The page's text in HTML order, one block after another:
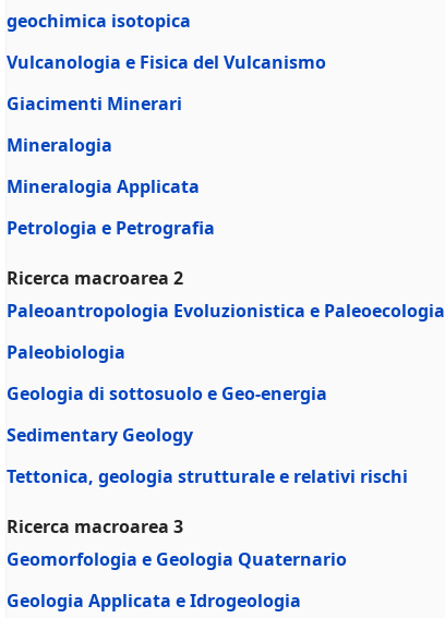
geochimica isotopica
Vulcanologia e Fisica del Vulcanismo
Giacimenti Minerari
Mineralogia
Mineralogia Applicata
Petrologia e Petrografia
Ricerca macroarea 2
Paleoantropologia Evoluzionistica e Paleoecologia
Paleobiologia
Geologia di sottosuolo e Geo-energia
Sedimentary Geology
Tettonica, geologia strutturale e relativi rischi
Ricerca macroarea 3
Geomorfologia e Geologia Quaternario
Geologia Applicata e Idrogeologia